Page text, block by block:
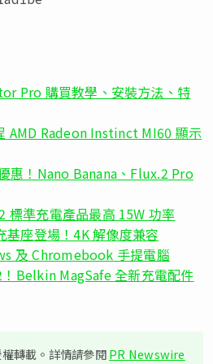
Pro 購買教學、安裝方法、特
AMD Radeon Instinct MI60 顯示
惠！Nano Banana、Flux.2 Pro
標準充電產品最高 15W 功率
座登場！4K 解像度兼容
及 Chromebook 手提電腦
Belkin MagSafe 全新充電配件
轉載。詳情請參閱PR Newswire